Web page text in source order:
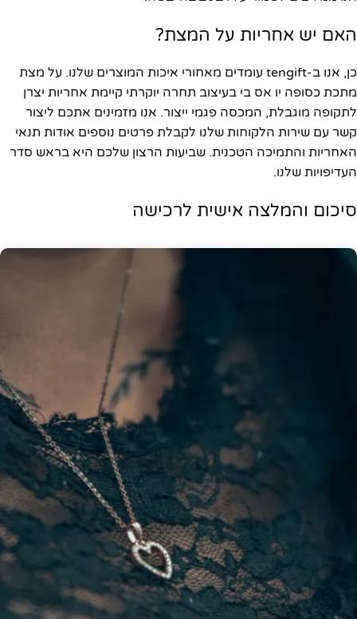
האם יש אחריות על המצת?
כן, אנו ב-tengift עומדים מאחורי איכות המוצרים שלנו. על מצת
מתכת כסופה יו אס בי בעיצוב תחרה יוקרתי קיימת אחריות יצרן
לתקופה מוגבלת, המכסה פגמי ייצור. אנו מזמינים אתכם ליצור
קשר עם שירות הלקוחות שלנו לקבלת פרטים נוספים אודות תנאי
האחריות והתמיכה הטכנית. שביעות הרצון שלכם היא בראש סדר
העדיפויות שלנו.
סיכום והמלצה אישית לרכישה